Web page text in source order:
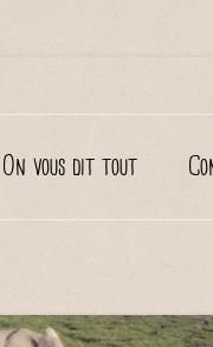
On vous dit tout